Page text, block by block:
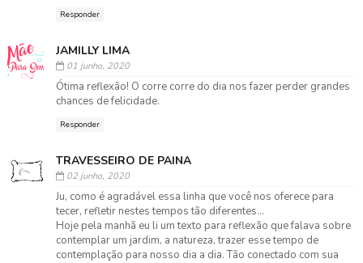
Responder
JAMILLY LIMA
01 junho, 2020
Ótima reflexão! O corre corre do dia nos fazer perder grandes
chances de felicidade.
Responder
TRAVESSEIRO DE PAINA
02 junho, 2020
Ju, como é agradável essa linha que você nos oferece para
tecer, refletir nestes tempos tão diferentes...
Hoje pela manhã eu li um texto para reflexão que falava sobre
contemplar um jardim, a natureza, trazer esse tempo de
contemplação para nosso dia a dia. Tão conectado com sua